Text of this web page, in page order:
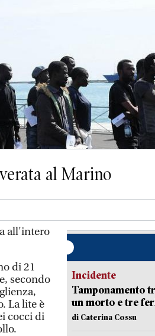
al Marino
all'intero
di 21
secondo
La lite è
cocci di
Incidente
Tamponamento
un morto e tre
di Caterina Cossu